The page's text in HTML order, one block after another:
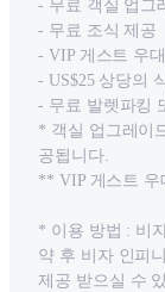
- 무료 객실 업그
- 무료 조식 제공
- VIP 게스트 우
- US$25 상당의
- 무료 발렛파킹
* 객실 업그레이
공됩니다.
** VIP 게스트 우
* 이용 방법 : 비
약 후 비자 인피
제공 받으실 수